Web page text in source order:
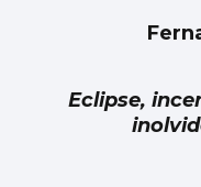
Eclipse,